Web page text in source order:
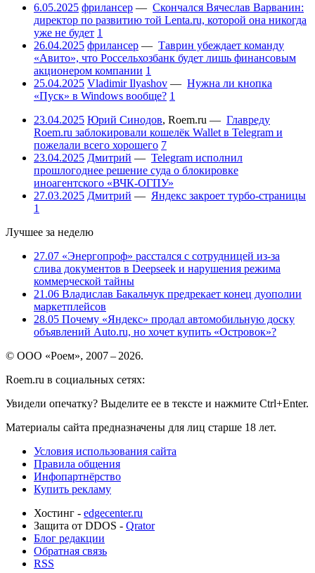
6.05.2025 фрилансер — Скончался Вячеслав Варванин:
директор по развитию той Lenta.ru, которой она никогда
уже не будет 1
26.04.2025 фрилансер — Таврин убеждает команду
«Авито», что Россельхозбанк будет лишь финансовым
акционером компании 1
25.04.2025 Vladimir Ilyashov — Нужна ли кнопка
«Пуск» в Windows вообще? 1
23.04.2025 Юрий Синодов, Roem.ru — Главреду
Roem.ru заблокировали кошелёк Wallet в Telegram и
пожелали всего хорошего 7
23.04.2025 Дмитрий — Telegram исполнил
прошлогоднее решение суда о блокировке
иноагентского «ВЧК-ОГПУ»
27.03.2025 Дмитрий — Яндекс закроет турбо-страницы
1
Лучшее за неделю
27.07 «Энергопроф» расстался с сотрудницей из-за
слива документов в Deepseek и нарушения режима
коммерческой тайны
21.06 Владислав Бакальчук предрекает конец дуополии
маркетплейсов
28.05 Почему «Яндекс» продал автомобильную доску
объявлений Auto.ru, но хочет купить «Островок»?
© ООО «Роем», 2007 – 2026.
Roem.ru в социальных сетях:
Увидели опечатку? Выделите ее в тексте и нажмите Ctrl+Enter.
Материалы сайта предназначены для лиц старше 18 лет.
Условия использования сайта
Правила общения
Инфопартнёрство
Купить рекламу
Хостинг - edgecenter.ru
Защита от DDOS - Qrator
Блог редакции
Обратная связь
RSS